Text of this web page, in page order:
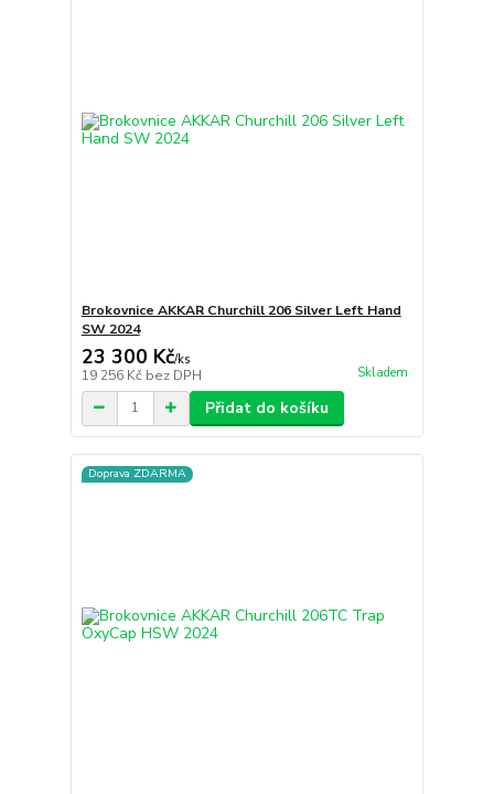
Brokovnice AKKAR Churchill 206 Silver Left Hand
SW 2024
23 300 Kč/ks
19 256 Kč bez DPH Skladem
Přidat do košíku
Doprava ZDARMA